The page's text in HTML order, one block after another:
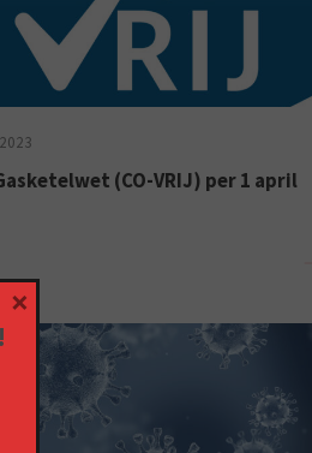
(CO-VRIJ) per 1 april
×